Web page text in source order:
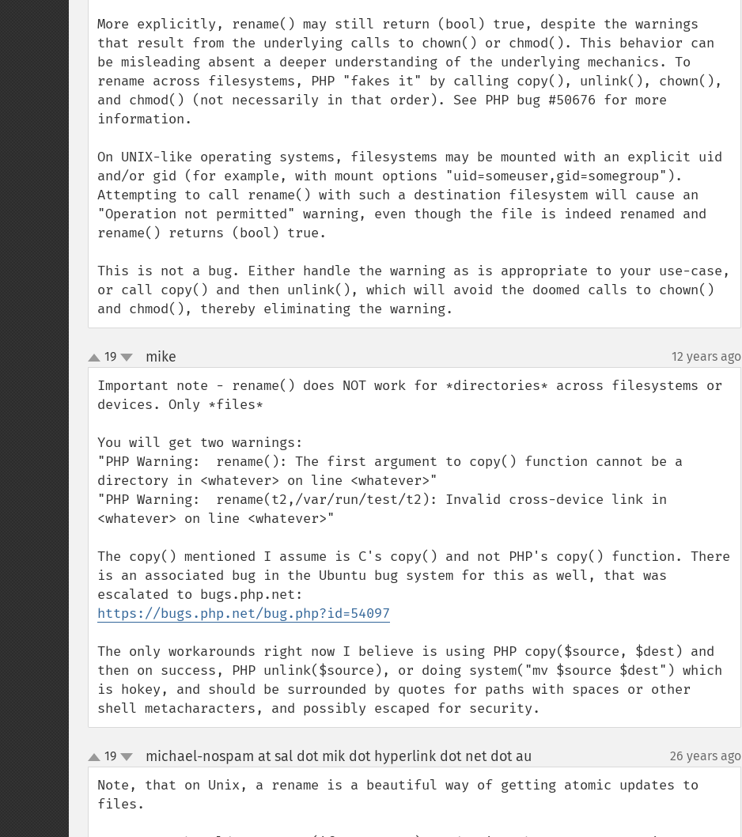
More explicitly, rename() may still return (bool) true, despite the warnings
that result from the underlying calls to chown() or chmod(). This behavior can
be misleading absent a deeper understanding of the underlying mechanics. To
rename across filesystems, PHP "fakes it" by calling copy(), unlink(), chown(),
and chmod() (not necessarily in that order). See PHP bug #50676 for more
information.
On UNIX-like operating systems, filesystems may be mounted with an explicit uid
and/or gid (for example, with mount options "uid=someuser,gid=somegroup").
Attempting to call rename() with such a destination filesystem will cause an
"Operation not permitted" warning, even though the file is indeed renamed and
rename() returns (bool) true.
This is not a bug. Either handle the warning as is appropriate to your use-case,
or call copy() and then unlink(), which will avoid the doomed calls to chown()
and chmod(), thereby eliminating the warning.
up
down
19 mike 12 years ago
Important note - rename() does NOT work for *directories* across filesystems or
devices. Only *files*
You will get two warnings:
"PHP Warning:  rename(): The first argument to copy() function cannot be a
directory in <whatever> on line <whatever>"
"PHP Warning:  rename(t2,/var/run/test/t2): Invalid cross-device link in
<whatever> on line <whatever>"
The copy() mentioned I assume is C's copy() and not PHP's copy() function. There
is an associated bug in the Ubuntu bug system for this as well, that was
https://bugs.php.net/bug.php?id=54097
The only workarounds right now I believe is using PHP copy($source, $dest) and
then on success, PHP unlink($source), or doing system("mv $source $dest") which
is hokey, and should be surrounded by quotes for paths with spaces or other
shell metacharacters, and possibly escaped for security.
up
down
19 michael-nospam at sal dot mik dot hyperlink dot net dot au 26 years ago
Note, that on Unix, a rename is a beautiful way of getting atomic updates to
files.